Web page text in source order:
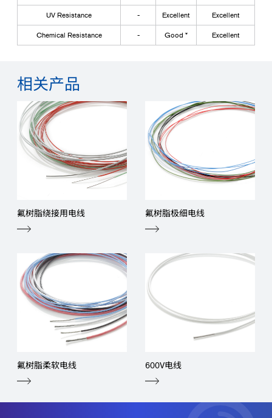
UV Resistance - Excellent Excellent
Chemical Resistance - Good * Excellent
相关产品
氟树脂绕接用电线 氟树脂极细电线
氟树脂柔软电线 600V电线